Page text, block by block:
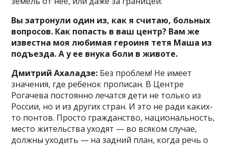
Вы затронули один из, как я считаю, больных
вопросов. Как попасть в ваш центр? Вам же
известна моя любимая героиня тетя Маша из
подъезда. А у ее внука боли в животе.
Дмитрий Ахаладзе: Без проблем! Не имеет
значения, где ребенок прописан. В Центре
Рогачева постоянно лечатся дети не только из
России, но и из других стран. И это не ради каких-
то понтов. Просто гражданство, национальность,
место жительства уходят — во всяком случае,
должны уходить — на задний план, когда речь о